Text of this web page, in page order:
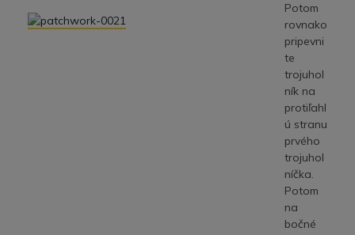
Potom
rovnako
pripevni
te
trojuhol
ník na
protiľahl
ú stranu
prvého
trojuhol
níčka.
Potom
na
bočné